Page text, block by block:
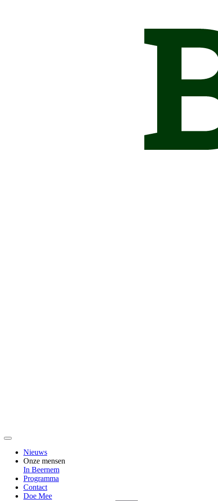
Nieuws
Onze mensen
In Beernem
Programma
Contact
Doe Mee